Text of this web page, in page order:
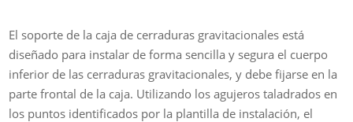
El soporte de la caja de cerraduras gravitacionales está
diseñado para instalar de forma sencilla y segura el cuerpo
inferior de las cerraduras gravitacionales, y debe fijarse en la
parte frontal de la caja. Utilizando los agujeros taladrados en
los puntos identificados por la plantilla de instalación, el